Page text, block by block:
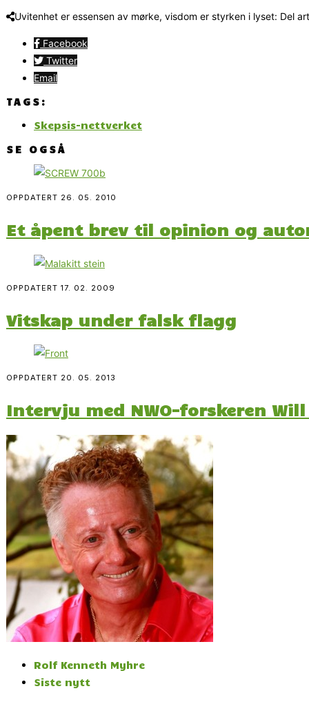
Uvitenhet er essensen av mørke, visdom er styrken i lyset: Del
Facebook
Twitter
Email
TAGS:
Skepsis-nettverket
SE OGSÅ
OPPDATERT 26. 05. 2010
Et åpent brev til opinion og
OPPDATERT 17. 02. 2009
Vitskap under falsk flagg
OPPDATERT 20. 05. 2013
Intervju med NWO-forskeren
Rolf Kenneth Myhre
Siste nytt